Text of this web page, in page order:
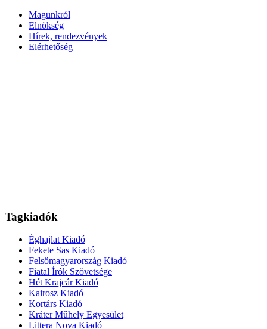
Magunkról
Elnökség
Hírek, rendezvények
Elérhetőség
Tagkiadók
Éghajlat Kiadó
Fekete Sas Kiadó
Felsőmagyarország Kiadó
Fiatal Írók Szövetsége
Hét Krajcár Kiadó
Kairosz Kiadó
Kortárs Kiadó
Kráter Műhely Egyesület
Littera Nova Kiadó